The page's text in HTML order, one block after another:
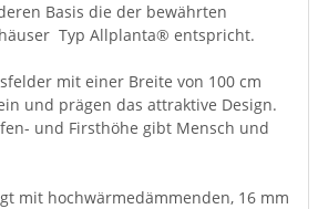
Basis die der bewährten
Typ Allplanta® entspricht.
mit einer Breite von 100 cm
und prägen das attraktive Design.
und Firsthöhe gibt Mensch und
mit hochwärmedämmenden, 16 mm